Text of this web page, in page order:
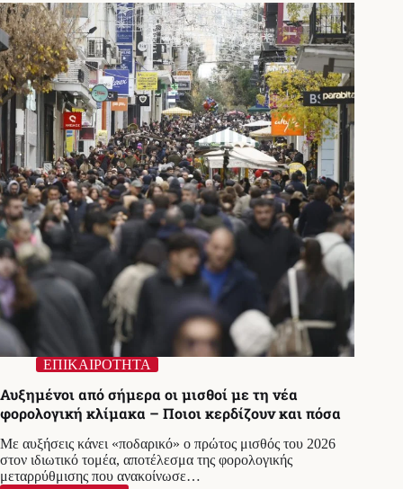
να
περιμένουμε
στη
ΔΕΘ,
η
επιστροφή
13ου-14ου
μισθού
δεν
είναι
αυτή
τη
στιγμή
στους
σκοπούς
μας
ΕΠΙΚΑΙΡΟΤΗΤΑ
Αυξημένοι από σήμερα οι μισθοί με τη νέα
φορολογική κλίμακα – Ποιοι κερδίζουν και πόσα
Με αυξήσεις κάνει «ποδαρικό» ο πρώτος μισθός του 2026
στον ιδιωτικό τομέα, αποτέλεσμα της φορολογικής
μεταρρύθμισης που ανακοίνωσε…